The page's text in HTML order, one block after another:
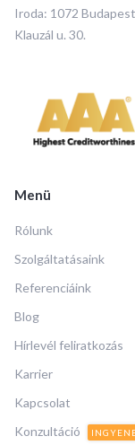
Iroda: 1072
Klauzál u. 30.
Menü
Rólunk
Szolgáltatásaink
Referenciáink
Blog
Hírlevél feliratkozás
Karrier
Kapcsolat
Konzultáció